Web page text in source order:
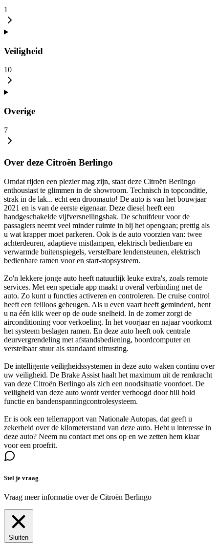
1
Veiligheid
10
Overige
7
Over deze Citroën Berlingo
Omdat rijden een plezier mag zijn, staat deze Citroën Berlingo
enthousiast te glimmen in de showroom. Technisch in topconditie,
strak in de lak... echt een droomauto! De auto is van het bouwjaar
2021 en is van de eerste eigenaar. Deze diesel heeft een
handgeschakelde vijfversnellingsbak. De schuifdeur voor de
passagiers neemt veel minder ruimte in bij het opengaan; prettig als
u wat krapper moet parkeren. Ook is de auto voorzien van: twee
achterdeuren, adaptieve mistlampen, elektrisch bedienbare en
verwarmde buitenspiegels, verstelbare lendensteunen, elektrisch
bedienbare ramen voor en start-stopsysteem.
Zo'n lekkere jonge auto heeft natuurlijk leuke extra's, zoals remote
services. Met een speciale app maakt u overal verbinding met de
auto. Zo kunt u functies activeren en controleren. De cruise control
heeft een feilloos geheugen. Als u even vaart heeft geminderd, bent
u na één klik weer op de oude snelheid. In de zomer zorgt de
airconditioning voor verkoeling. In het voorjaar en najaar voorkomt
het systeem beslagen ramen. En deze auto heeft ook centrale
deurvergrendeling met afstandsbediening, boordcomputer en
verstelbaar stuur als standaard uitrusting.
De intelligente veiligheidssystemen in deze auto waken continu over
uw veiligheid. De Brake Assist haalt het maximum uit de remkracht
van deze Citroën Berlingo als zich een noodsituatie voordoet. De
veiligheid van deze auto wordt verder verhoogd door hill hold
functie en bandenspanningcontrolesysteem.
Er is ook een tellerrapport van Nationale Autopas, dat geeft u
zekerheid over de kilometerstand van deze auto. Hebt u interesse in
deze auto? Neem nu contact met ons op en we zetten hem klaar
voor een proefrit.
Stel je vraag
Vraag meer informatie over de Citroën Berlingo
Sluiten